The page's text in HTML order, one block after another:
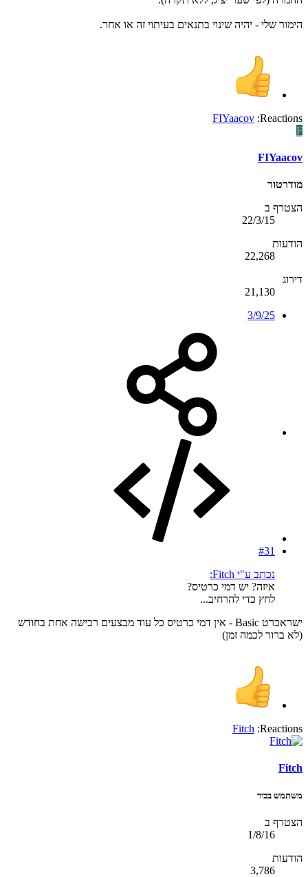
הימור שלי - יהיה שינוי בתנאים בעיתוי זה או אחר.
Reactions:
FIYaacov
F
FIYaacov
מודרטור
הצטרף ב
22/3/15
הודעות
22,268
דירוג
21,130
3/9/25
#31
נכתב ע"י Fitch:
איזה? יש דמי כרטיס?
לחץ כדי להרחיב...
ישראכרט Basic - אין דמי כרטיס כל עוד מבצעים רכישה אחת בחודש
(לא ברור לכמה זמן)
Reactions:
Fitch
Fitch
משתמש בכיר
הצטרף ב
1/8/16
הודעות
3,786